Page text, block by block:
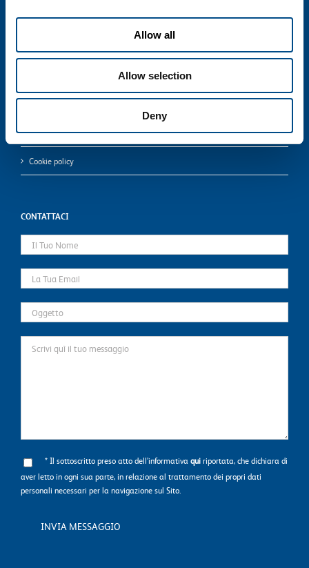
Allow all
Allow selection
Deny
Italiano
Privacy policy
Cookie policy
CONTATTACI
* Il sottoscritto preso atto dell’informativaquiriportata, che dichiara di
aver letto in ogni sua parte, in relazione al trattamento dei propri dati
personali necessari per la navigazione sul Sito.